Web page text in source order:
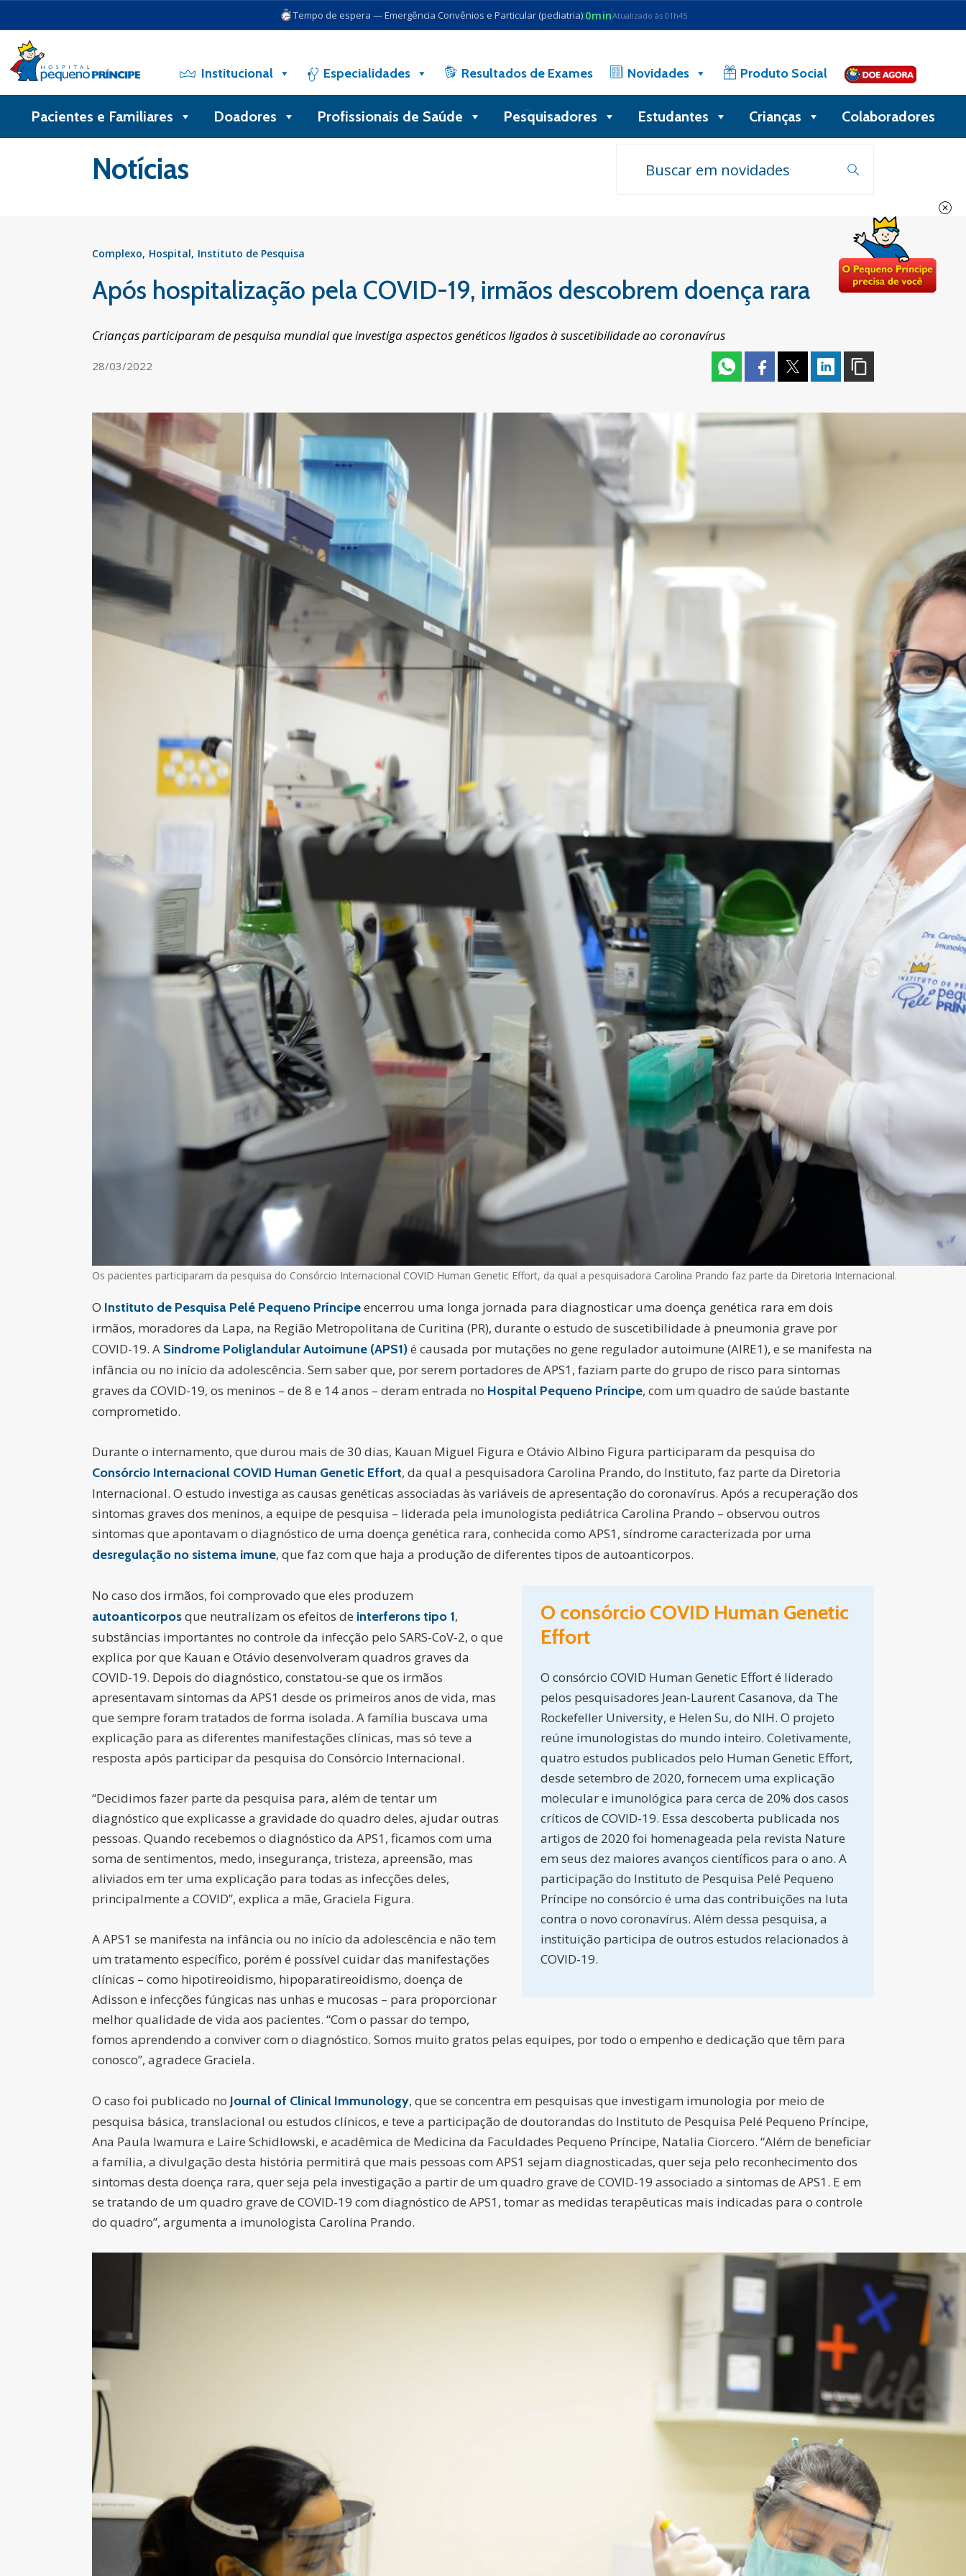
Tempo de espera — Emergência Convênios e Particular (pediatria):0minAtualizado às 01h45
Institucional Especialidades Resultados de Exames Novidades Produto Social
Busca
Pacientes e Familiares Doadores Profissionais de Saúde Pesquisadores Estudantes Crianças Colaboradores
Notícias
Complexo Hospital Instituto de Pesquisa
Após hospitalização pela COVID-19, irmãos descobrem doença rara
Crianças participaram de pesquisa mundial que investiga aspectos genéticos ligados à suscetibilidade ao coronavírus
28/03/2022
Os pacientes participaram da pesquisa do Consórcio Internacional COVID Human Genetic Effort, da qual a pesquisadora Carolina Prando faz parte da Diretoria Internacional.
O Instituto de Pesquisa Pelé Pequeno Príncipeencerrou uma longa jornada para diagnosticar uma doença genética rara em dois
irmãos, moradores da Lapa, na Região Metropolitana de Curitina (PR), durante o estudo de suscetibilidade à pneumonia grave por
COVID-19. A Sindrome Poliglandular Autoimune (APS1)é causada por mutações no gene regulador autoimune (AIRE1), e se manifesta na
infância ou no início da adolescência. Sem saber que, por serem portadores de APS1, faziam parte do grupo de risco para sintomas
graves da COVID-19, os meninos – de 8 e 14 anos – deram entrada no Hospital Pequeno Príncipe, com um quadro de saúde bastante
comprometido.
Durante o internamento, que durou mais de 30 dias, Kauan Miguel Figura e Otávio Albino Figura participaram da pesquisa do
Consórcio Internacional COVID Human Genetic Effort, da qual a pesquisadora Carolina Prando, do Instituto, faz parte da Diretoria
Internacional. O estudo investiga as causas genéticas associadas às variáveis de apresentação do coronavírus. Após a recuperação dos
sintomas graves dos meninos, a equipe de pesquisa – liderada pela imunologista pediátrica Carolina Prando – observou outros
sintomas que apontavam o diagnóstico de uma doença genética rara, conhecida como APS1, síndrome caracterizada por uma
desregulação no sistema imune, que faz com que haja a produção de diferentes tipos de autoanticorpos.
O consórcio COVID Human Genetic
Effort
O consórcio COVID Human Genetic Effort é liderado
pelos pesquisadores Jean-Laurent Casanova, da The
Rockefeller University, e Helen Su, do NIH. O projeto
reúne imunologistas do mundo inteiro. Coletivamente,
quatro estudos publicados pelo Human Genetic Effort,
desde setembro de 2020, fornecem uma explicação
molecular e imunológica para cerca de 20% dos casos
críticos de COVID-19. Essa descoberta publicada nos
artigos de 2020 foi homenageada pela revista Nature
em seus dez maiores avanços científicos para o ano. A
participação do Instituto de Pesquisa Pelé Pequeno
Príncipe no consórcio é uma das contribuições na luta
contra o novo coronavírus. Além dessa pesquisa, a
instituição participa de outros estudos relacionados à
COVID-19.
No caso dos irmãos, foi comprovado que eles produzem
autoanticorposque neutralizam os efeitos de interferons tipo 1,
substâncias importantes no controle da infecção pelo SARS-CoV-2, o que
explica por que Kauan e Otávio desenvolveram quadros graves da
COVID-19. Depois do diagnóstico, constatou-se que os irmãos
apresentavam sintomas da APS1 desde os primeiros anos de vida, mas
que sempre foram tratados de forma isolada. A família buscava uma
explicação para as diferentes manifestações clínicas, mas só teve a
resposta após participar da pesquisa do Consórcio Internacional.
“Decidimos fazer parte da pesquisa para, além de tentar um
diagnóstico que explicasse a gravidade do quadro deles, ajudar outras
pessoas. Quando recebemos o diagnóstico da APS1, ficamos com uma
soma de sentimentos, medo, insegurança, tristeza, apreensão, mas
aliviados em ter uma explicação para todas as infecções deles,
principalmente a COVID”, explica a mãe, Graciela Figura.
A APS1 se manifesta na infância ou no início da adolescência e não tem
um tratamento específico, porém é possível cuidar das manifestações
clínicas – como hipotireoidismo, hipoparatireoidismo, doença de
Adisson e infecções fúngicas nas unhas e mucosas – para proporcionar
melhor qualidade de vida aos pacientes. “Com o passar do tempo,
fomos aprendendo a conviver com o diagnóstico. Somos muito gratos pelas equipes, por todo o empenho e dedicação que têm para
conosco”, agradece Graciela.
O caso foi publicado no Journal of Clinical Immunology, que se concentra em pesquisas que investigam imunologia por meio de
pesquisa básica, translacional ou estudos clínicos, e teve a participação de doutorandas do Instituto de Pesquisa Pelé Pequeno Príncipe,
Ana Paula Iwamura e Laire Schidlowski, e acadêmica de Medicina da Faculdades Pequeno Príncipe, Natalia Ciorcero. “Além de beneficiar
a família, a divulgação desta história permitirá que mais pessoas com APS1 sejam diagnosticadas, quer seja pelo reconhecimento dos
sintomas desta doença rara, quer seja pela investigação a partir de um quadro grave de COVID-19 associado a sintomas de APS1. E em
se tratando de um quadro grave de COVID-19 com diagnóstico de APS1, tomar as medidas terapêuticas mais indicadas para o controle
do quadro”, argumenta a imunologista Carolina Prando.